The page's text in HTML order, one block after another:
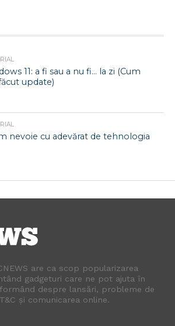
11: a fi sau a nu fi… la zi (Cum
update)
nevoie cu adevărat de tehnologia
are ca scop popularizarea
gadgeturi care ne pot ajuta în
despre lansări, probleme de
și comunicarea online.